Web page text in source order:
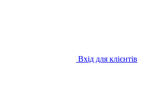
Вхід для клієнтів